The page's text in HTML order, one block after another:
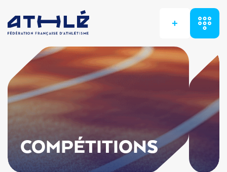
+
COMPÉTITIONS